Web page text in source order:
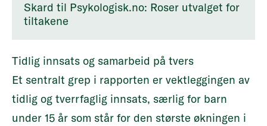
Skard til Psykologisk.no: Roser utvalget for
tiltakene
Tidlig innsats og samarbeid på tvers
Et sentralt grep i rapporten er vektleggingen av
tidlig og tverrfaglig innsats, særlig for barn
under 15 år som står for den største økningen i